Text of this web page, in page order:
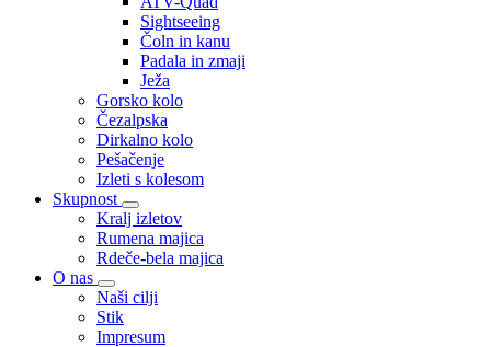
Sightseeing
Čoln in kanu
Padala in zmaji
Ježa
Gorsko kolo
Čezalpska
Dirkalno kolo
Pešačenje
Izleti s kolesom
Skupnost
Kralj izletov
Rumena majica
Rdeče-bela majica
O nas
Naši cilji
Stik
Impresum